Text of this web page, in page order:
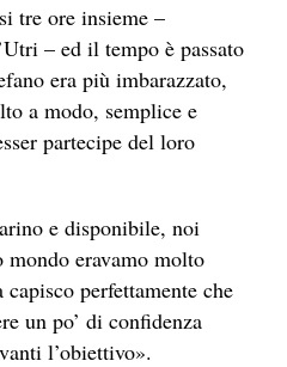
tre ore insieme –
– ed il tempo è passato
era più imbarazzato,
a modo, semplice e
partecipe del loro
e disponibile, noi
mondo eravamo molto
perfettamente che
un po’ di confidenza
l’obiettivo».